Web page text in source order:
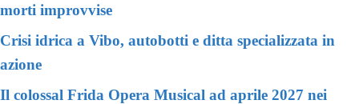
morti improvvise
Crisi idrica a Vibo, autobotti e ditta specializzata in
azione
Il colossal Frida Opera Musical ad aprile 2027 nei